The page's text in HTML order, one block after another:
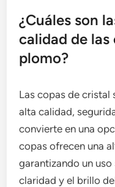
¿Cuáles son
calidad de las
plomo?
Las copas de cristal
alta calidad,
convierte en una
copas ofrecen una
garantizando un
claridad y el brillo